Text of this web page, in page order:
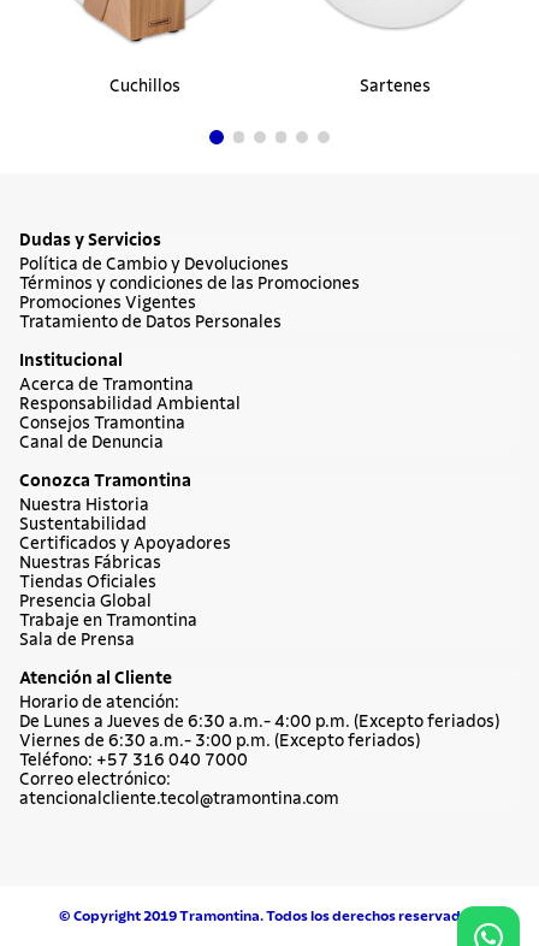
Cuchillos Sartenes
Dudas y Servicios
Política de Cambio y Devoluciones
Términos y condiciones de las Promociones
Promociones Vigentes
Tratamiento de Datos Personales
Institucional
Acerca de Tramontina
Responsabilidad Ambiental
Consejos Tramontina
Canal de Denuncia
Conozca Tramontina
Nuestra Historia
Sustentabilidad
Certificados y Apoyadores
Nuestras Fábricas
Tiendas Oficiales
Presencia Global
Trabaje en Tramontina
Sala de Prensa
Atención al Cliente
Horario de atención:
De Lunes a Jueves de 6:30 a.m.- 4:00 p.m. (Excepto feriados)
Viernes de 6:30 a.m.- 3:00 p.m. (Excepto feriados)
Teléfono: +57 316 040 7000
Correo electrónico:
atencionalcliente.tecol@tramontina.com
© Copyright 2019 Tramontina. Todos los derechos reservados.